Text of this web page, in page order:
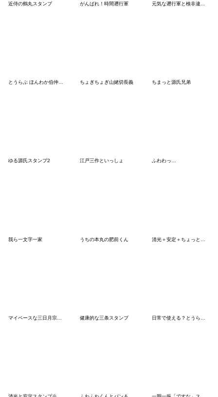
近侍の鶴丸スタンプ がんばれ！時間遡行軍
ちょぎちょぎ山姥切長義 ちまっと源氏兄弟
ゆる源氏スタンプ2 江戸三作といっしょ ふわわっ…
我ら一文字一家 うちの本丸の肥前くん
健康的な三条スタンプ